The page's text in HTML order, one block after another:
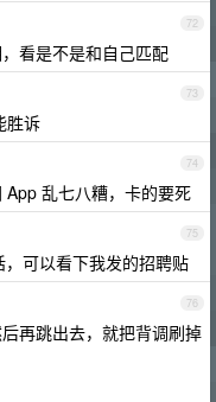
72
看是不是和自己匹配
73
胜诉
74
乱七八糟，卡的要死
75
可以看下我发的招聘贴
76
再跳出去，就把背调刷掉